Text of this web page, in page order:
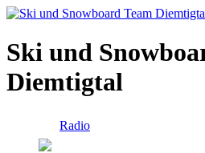
Ski und
Diemtigtal
Radio